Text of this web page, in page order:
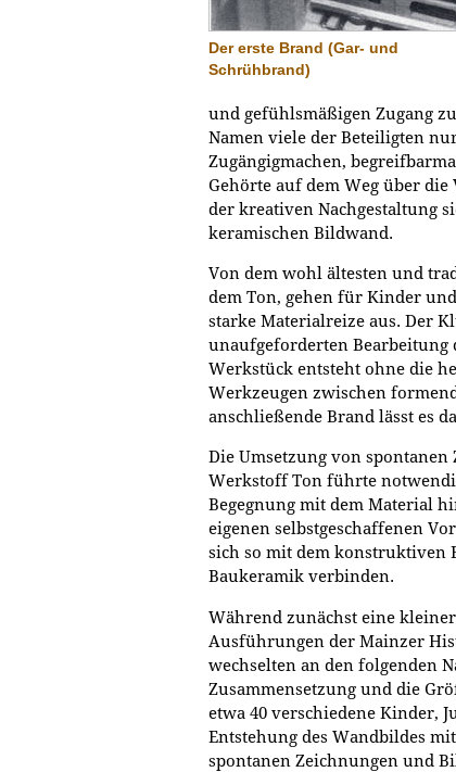
Der erste Brand (Gar- und
Schrühbrand)
und gefühlsmäßigen Zugang
Namen viele der Beteiligten
Zugängigmachen,
Gehörte auf dem Weg über
der kreativen Nachgestaltung
keramischen Bildwand.
Von dem wohl ältesten und
dem Ton, gehen für Kinder
starke Materialreize aus. Der
unaufgeforderten Bearbeitung
Werkstück entsteht ohne die
Werkzeugen zwischen
anschließende Brand lässt es
Die Umsetzung von
Werkstoff Ton führte
Begegnung mit dem Material
eigenen selbstgeschaffenen
sich so mit dem konstruktiven
Baukeramik verbinden.
Während zunächst eine
Ausführungen der Mainzer
wechselten an den folgenden
Zusammensetzung und die
etwa 40 verschiedene Kinder,
Entstehung des Wandbildes
spontanen Zeichnungen und